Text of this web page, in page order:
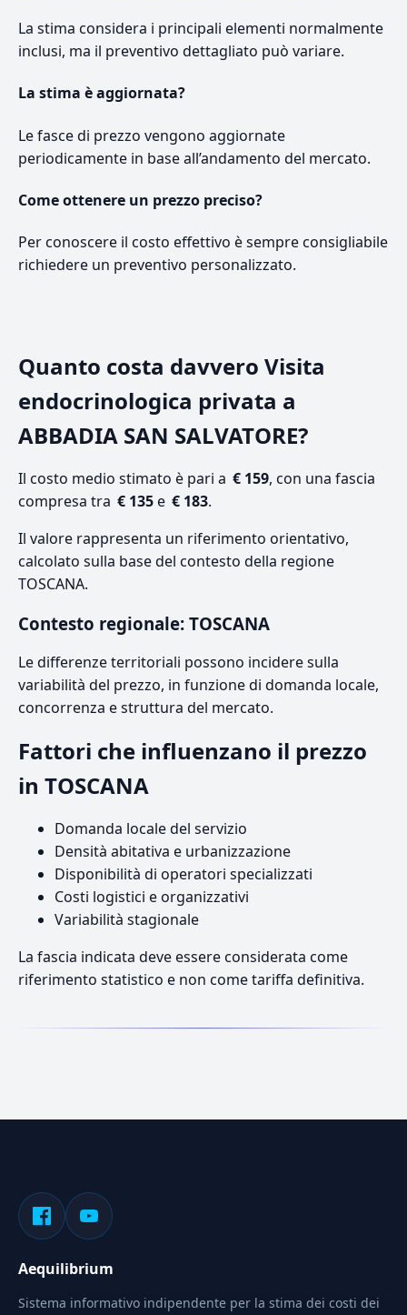
La stima considera i principali elementi normalmente
inclusi, ma il preventivo dettagliato può variare.
La stima è aggiornata?
Le fasce di prezzo vengono aggiornate
periodicamente in base all’andamento del mercato.
Come ottenere un prezzo preciso?
Per conoscere il costo effettivo è sempre consigliabile
richiedere un preventivo personalizzato.
Quanto costa davvero Visita
endocrinologica privata a
ABBADIA SAN SALVATORE?
Il costo medio stimato è pari a € 159, con una fascia
compresa tra € 135e € 183.
Il valore rappresenta un riferimento orientativo,
calcolato sulla base del contesto della regione
TOSCANA.
Contesto regionale: TOSCANA
Le differenze territoriali possono incidere sulla
variabilità del prezzo, in funzione di domanda locale,
concorrenza e struttura del mercato.
Fattori che influenzano il prezzo
in TOSCANA
Domanda locale del servizio
Densità abitativa e urbanizzazione
Disponibilità di operatori specializzati
Costi logistici e organizzativi
Variabilità stagionale
La fascia indicata deve essere considerata come
riferimento statistico e non come tariffa definitiva.
Aequilibrium
Sistema informativo indipendente per la stima dei costi dei